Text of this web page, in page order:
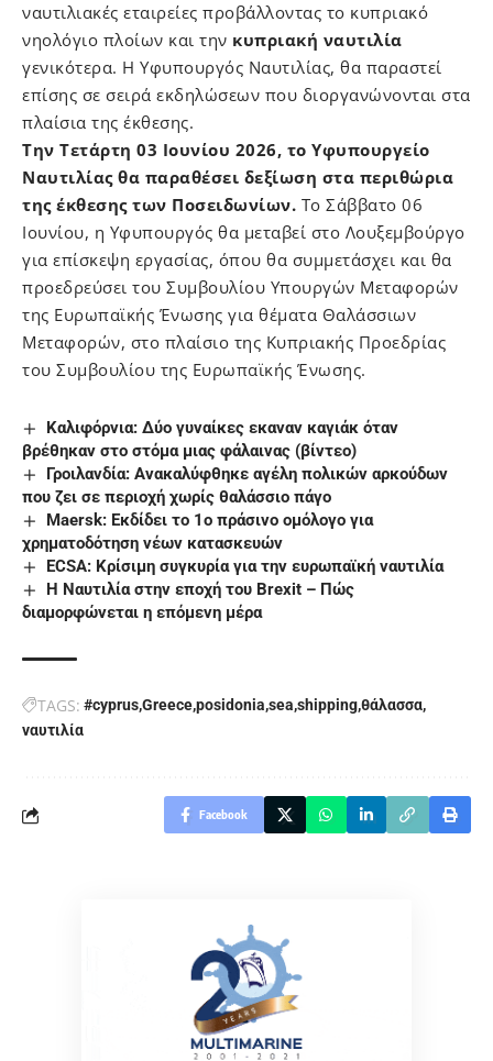
ναυτιλιακές εταιρείες προβάλλοντας το κυπριακό
νηολόγιο πλοίων και την κυπριακή ναυτιλία
γενικότερα. Η Υφυπουργός Ναυτιλίας, θα παραστεί
επίσης σε σειρά εκδηλώσεων που διοργανώνονται στα
πλαίσια της έκθεσης.
Την Τετάρτη 03 Ιουνίου 2026, το Υφυπουργείο
Ναυτιλίας θα παραθέσει δεξίωση στα περιθώρια
της έκθεσης των Ποσειδωνίων. Το Σάββατο 06
Ιουνίου, η Υφυπουργός θα μεταβεί στο Λουξεμβούργο
για επίσκεψη εργασίας, όπου θα συμμετάσχει και θα
προεδρεύσει του Συμβουλίου Υπουργών Μεταφορών
της Ευρωπαϊκής Ένωσης για θέματα Θαλάσσιων
Μεταφορών, στο πλαίσιο της Κυπριακής Προεδρίας
του Συμβουλίου της Ευρωπαϊκής Ένωσης.
Καλιφόρνια: Δύο γυναίκες εκαναν καγιάκ όταν
βρέθηκαν στο στόμα μιας φάλαινας (βίντεο)
Γροιλανδία: Ανακαλύφθηκε αγέλη πολικών αρκούδων
που ζει σε περιοχή χωρίς θαλάσσιο πάγο
Maersk: Εκδίδει το 1ο πράσινο ομόλογο για
χρηματοδότηση νέων κατασκευών
ECSA: Κρίσιμη συγκυρία για την ευρωπαϊκή ναυτιλία
Η Ναυτιλία στην εποχή του Brexit – Πώς
διαμορφώνεται η επόμενη μέρα
TAGS: #cyprusGreeceposidonia sea shippingθάλασσα
ναυτιλία
Facebook